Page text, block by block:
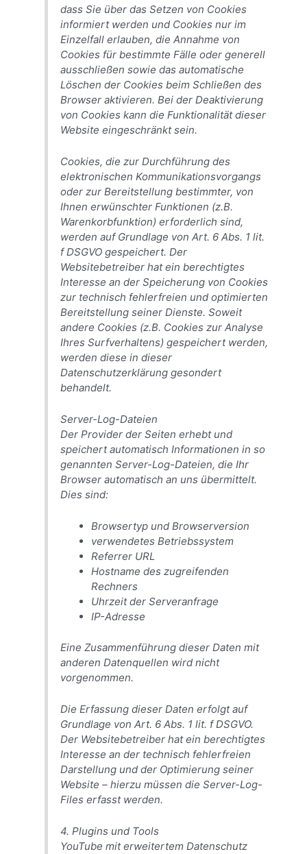
dass Sie über das Setzen von Cookies
informiert werden und Cookies nur im
Einzelfall erlauben, die Annahme von
Cookies für bestimmte Fälle oder generell
ausschließen sowie das automatische
Löschen der Cookies beim Schließen des
Browser aktivieren. Bei der Deaktivierung
von Cookies kann die Funktionalität dieser
Website eingeschränkt sein.
Cookies, die zur Durchführung des
elektronischen Kommunikationsvorgangs
oder zur Bereitstellung bestimmter, von
Ihnen erwünschter Funktionen (z.B.
Warenkorbfunktion) erforderlich sind,
werden auf Grundlage von Art. 6 Abs. 1 lit.
f DSGVO gespeichert. Der
Websitebetreiber hat ein berechtigtes
Interesse an der Speicherung von Cookies
zur technisch fehlerfreien und optimierten
Bereitstellung seiner Dienste. Soweit
andere Cookies (z.B. Cookies zur Analyse
Ihres Surfverhaltens) gespeichert werden,
werden diese in dieser
Datenschutzerklärung gesondert
behandelt.
Server-Log-Dateien
Der Provider der Seiten erhebt und
speichert automatisch Informationen in so
genannten Server-Log-Dateien, die Ihr
Browser automatisch an uns übermittelt.
Dies sind:
Browsertyp und Browserversion
verwendetes Betriebssystem
Referrer URL
Hostname des zugreifenden
Rechners
Uhrzeit der Serveranfrage
IP-Adresse
Eine Zusammenführung dieser Daten mit
anderen Datenquellen wird nicht
vorgenommen.
Die Erfassung dieser Daten erfolgt auf
Grundlage von Art. 6 Abs. 1 lit. f DSGVO.
Der Websitebetreiber hat ein berechtigtes
Interesse an der technisch fehlerfreien
Darstellung und der Optimierung seiner
Website – hierzu müssen die Server-Log-
Files erfasst werden.
4. Plugins und Tools
YouTube mit erweitertem Datenschutz